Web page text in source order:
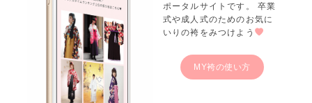
ポータルサイトです。 卒業
式や成人式のためのお気に
いりの袴をみつけよう
MY袴の使い方